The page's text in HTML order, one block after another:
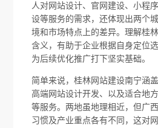
人对网站设计、官网建设、小程
设等服务的需求，还体现出两个
境和市场特点上的差异。理解桂
含义，有助于企业根据自身定位
为后续优化推广打下坚实基础。
简单来说，桂林网站建设南宁涵
高端网站设计开发、以及适合地
等服务。两地虽地理相近，但广
习惯及产业重点各有不同，这对